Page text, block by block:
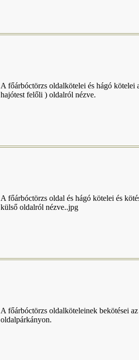
A főárbóctörzs oldalkötelei és hágó kötelei
hajótest felőli ) oldalról nézve.
A főárbóctörzs oldal és hágó kötelei és
külső oldalról nézve..jpg
A főárbóctörzs oldalköteleinek bekötései az
oldalpárkányon.